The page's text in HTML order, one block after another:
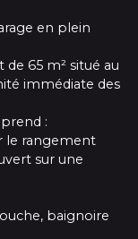
en plein
65 m² situé au
immédiate des
:
le rangement
sur une
baignoire